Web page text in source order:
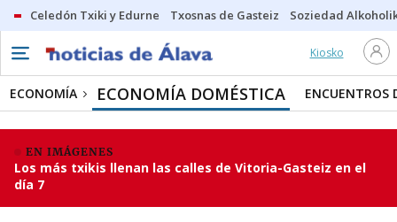
Celedón Txiki y Edurne Txosnas de Gasteiz Soziedad
Kiosko
ECONOMÍA ECONOMÍA DOMÉSTICA ENCUENTROS
EN IMÁGENES
Los más txikis llenan las calles de Vitoria-Gasteiz en el
día 7